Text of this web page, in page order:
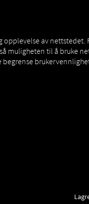
av
muligheten til å bruke